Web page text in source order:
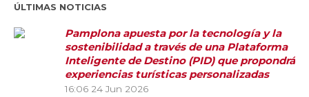
ÚLTIMAS NOTICIAS
Pamplona apuesta por la tecnología y la
sostenibilidad a través de una Plataforma
Inteligente de Destino (PID) que propondrá
experiencias turísticas personalizadas
16:06 24 Jun 2026